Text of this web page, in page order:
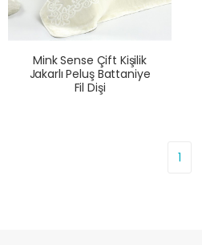
Mink Sense Çift Kişilik
Jakarlı Peluş Battaniye
Fil Dişi
1